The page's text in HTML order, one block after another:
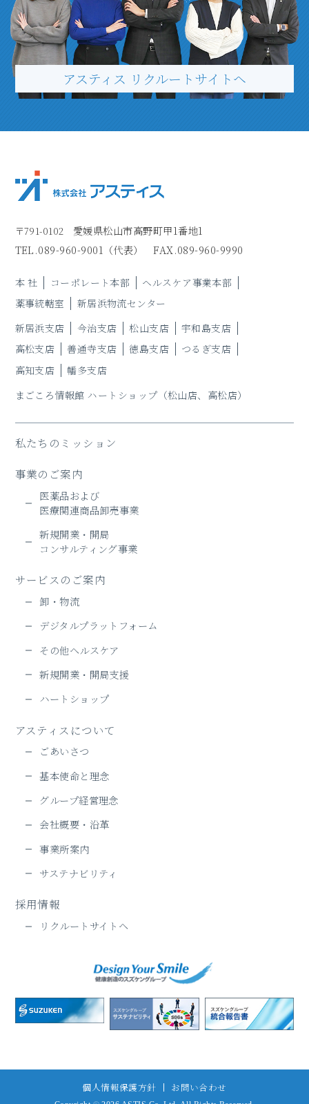
アスティス リクルートサイトヘ
〒791-0102
愛媛県松山市高野町甲1番地1
TEL.089-960-9001 （代表） FAX.089-960-9990
本 社 コーポレート本部
ヘルスケア事業本部
薬事統轄室
新居浜物流センター
新居浜支店
今治支店 松山支店
宇和島支店
高松支店
善通寺支店 徳島支店
つるぎ支店
高知支店
幡多支店
まごころ情報館 ハートショップ （松山店、高松店）
私たちのミッション
事業のご案内
医薬品および
医療関連商品卸売事業
新規開業・開局
コンサルティング事業
サービスのご案内
卸・物流
デジタルプラットフォーム
その他ヘルスケア
新規開業・開局支援
ハートショップ
アスティスについて
ごあいさつ
基本使命と理念
グループ経営理念
会社概要・沿革
事業所案内
サステナビリティ
採用情報
リクルートサイトヘ
個人情報保護方針 お問い合わせ